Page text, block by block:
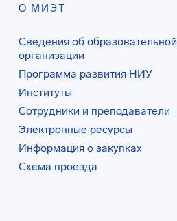
О МИЭТ
Сведения об образовательной
организации
Программа развития НИУ
Институты
Сотрудники и преподаватели
Электронные ресурсы
Информация о закупках
Схема проезда